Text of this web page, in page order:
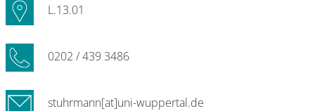
L.13.01
0202 / 439 3486
stuhrmann[at]uni-wuppertal.de